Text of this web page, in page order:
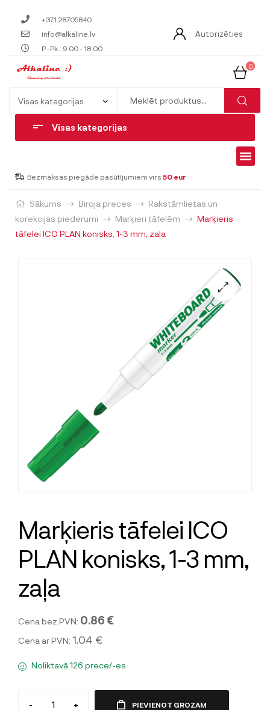
+371 28705840
info@alkaline.lv
P.-Pk.: 9:00 - 18:00
Autorizēties
0
Visas kategorijas
Bezmaksas piegāde pasūtījumiem virs 50 eur
Sākums Biroja preces
Rakstāmlietas un
korekcijas piederumi
Marķieri tāfelēm
Marķieris
tāfelei ICO PLAN konisks, 1-3 mm, zaļa
Marķieris tāfelei ICO
PLAN konisks, 1-3 mm,
zaļa
Cena bez PVN: 0.86 €
Cena ar PVN: 1.04 €
Noliktavā 126 prece/-es
- + PIEVIENOT GROZAM